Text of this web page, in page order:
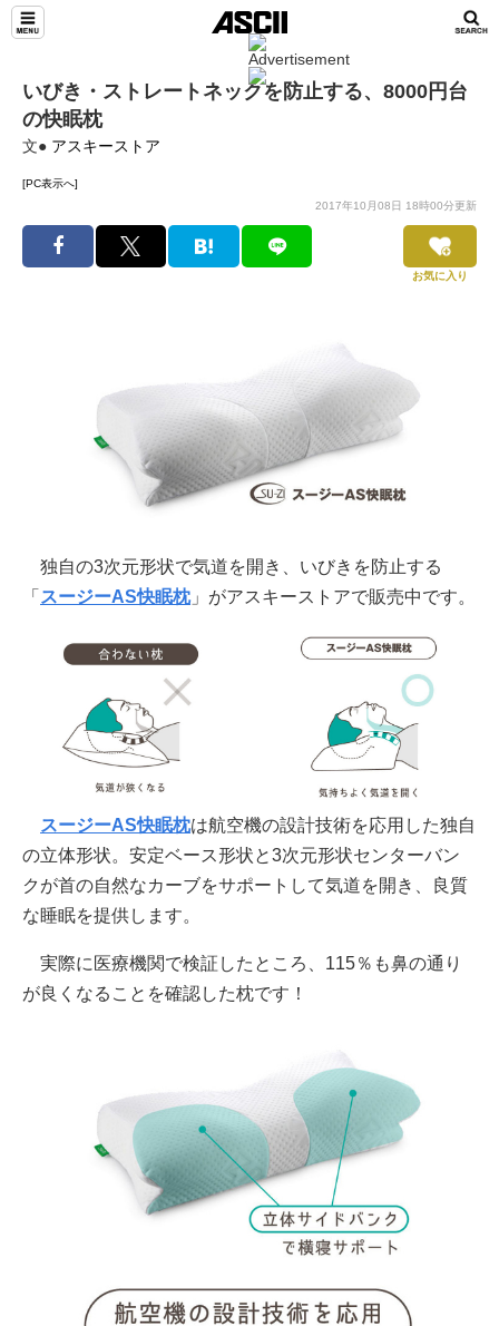
いびき・ストレートネックを防止する、8000円台
の快眠枕
文● アスキーストア
[PC表示へ]
2017年10月08日 18時00分更新
お気に入り
独自の3次元形状で気道を開き、いびきを防止する
「 スージーAS快眠枕」がアスキーストアで販売中です。
スージーAS快眠枕は航空機の設計技術を応用した独自
の立体形状。安定ベース形状と3次元形状センターバン
クが首の自然なカーブをサポートして気道を開き、良質
な睡眠を提供します。
実際に医療機関で検証したところ、115％も鼻の通り
が良くなることを確認した枕です！